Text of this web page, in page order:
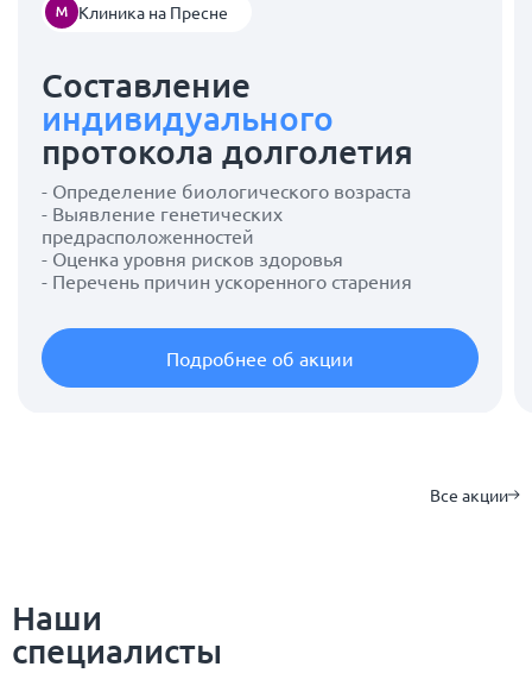
Клиника на Пресне
Составление
индивидуального
протокола долголетия
- Определение биологического возраста
- Выявление генетических
предрасположенностей
- Оценка уровня рисков здоровья
- Перечень причин ускоренного старения
Подробнее об акции
Все акции
Наши
специалисты